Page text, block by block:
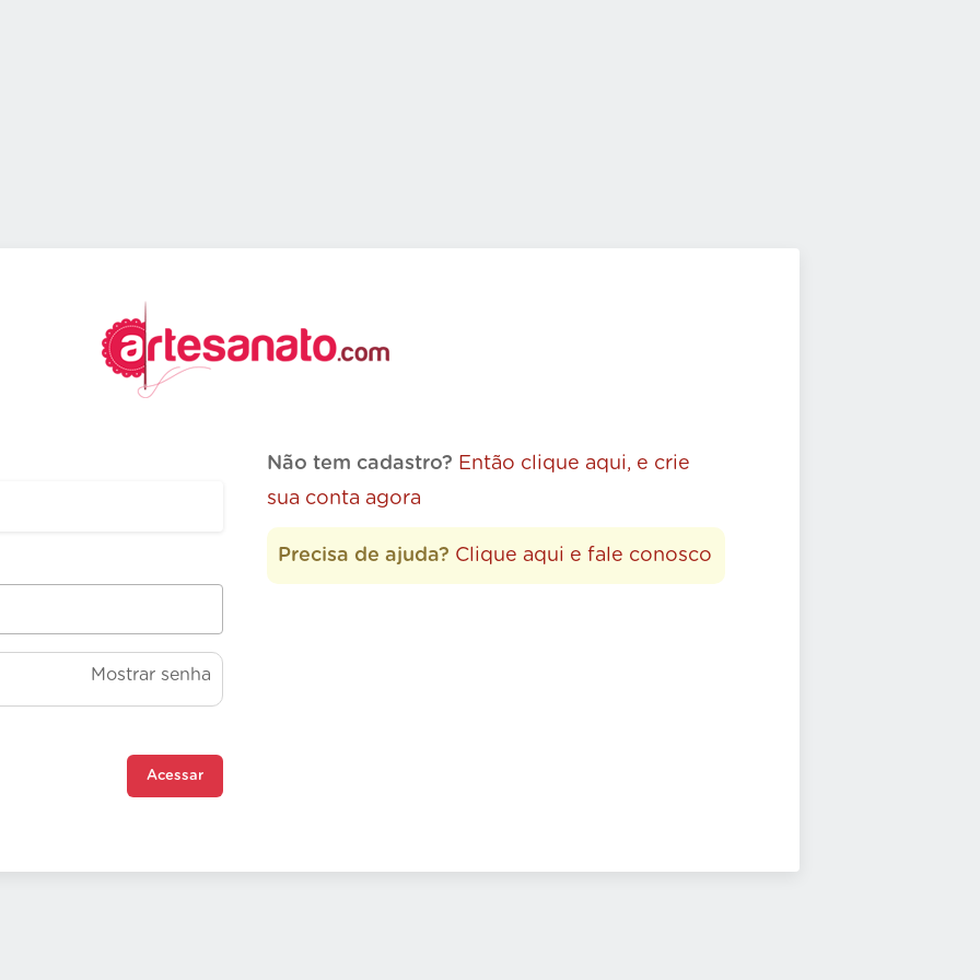
Mostrar senha
Acessar
Não tem cadastro? Então clique aqui, e crie
sua conta agora
Precisa de ajuda? Clique aqui e fale conosco